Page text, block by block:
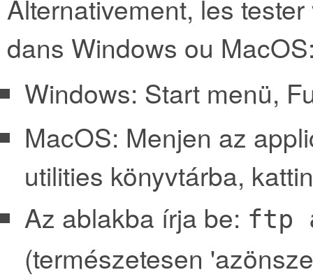
Alternativement, les
dans Windows ou
Windows: Start menü,
MacOS: Menjen az
utilities könyvtárba,
Az ablakba írja be: ftp
(természetesen